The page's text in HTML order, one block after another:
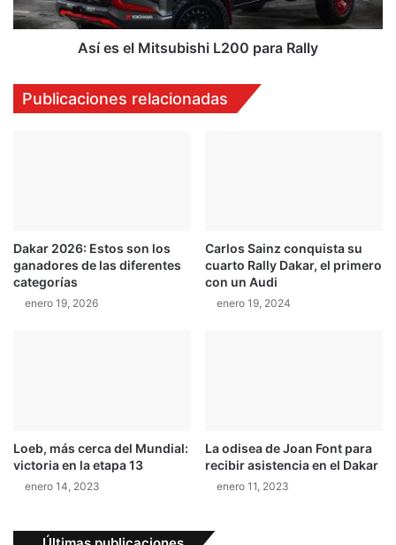
Así es el Mitsubishi L200 para Rally
Publicaciones relacionadas
Dakar 2026: Estos son los
ganadores de las diferentes
categorías
enero 19, 2026
Carlos Sainz conquista su
cuarto Rally Dakar, el primero
con un Audi
enero 19, 2024
Loeb, más cerca del Mundial:
victoria en la etapa 13
enero 14, 2023
La odisea de Joan Font para
recibir asistencia en el Dakar
enero 11, 2023